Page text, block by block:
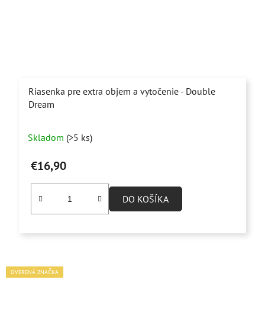
Riasenka pre extra objem a vytočenie - Double
Dream
hodnotenie
produktu
Skladom (>5 ks)
€16,90
DO KOŠÍKA
OVERENÁ ZNAČKA